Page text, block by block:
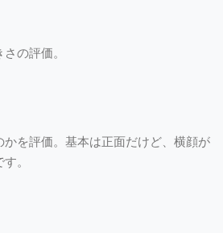
の評価。
を評価。基本は正面だけど、横顔が
。